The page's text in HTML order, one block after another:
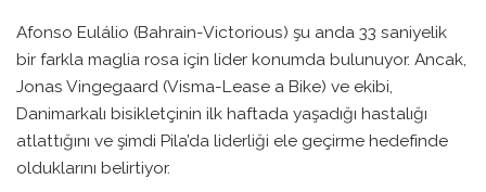
Afonso Eulálio (Bahrain-Victorious) şu anda 33 saniyelik
bir farkla maglia rosa için lider konumda bulunuyor. Ancak,
Jonas Vingegaard (Visma-Lease a Bike) ve ekibi,
Danimarkalı bisikletçinin ilk haftada yaşadığı hastalığı
atlattığını ve şimdi Pila’da liderliği ele geçirme hedefinde
olduklarını belirtiyor.